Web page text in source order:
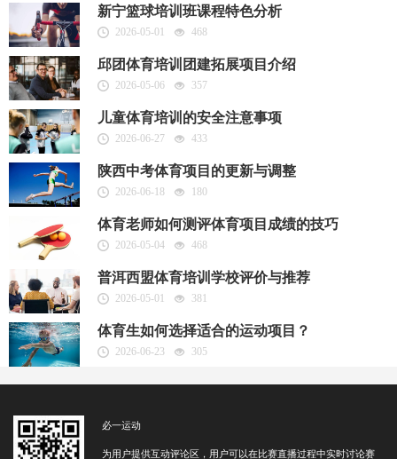
新宁篮球培训班课程特色分析
2026-05-01 468
邱团体育培训团建拓展项目介绍
2026-05-06 357
儿童体育培训的安全注意事项
2026-06-27 433
陕西中考体育项目的更新与调整
2026-06-18 180
体育老师如何测评体育项目成绩的技巧
2026-05-04 468
普洱西盟体育培训学校评价与推荐
2026-05-01 381
体育生如何选择适合的运动项目？
2026-06-23 305
必一运动
为用户提供互动评论区，用户可以在比赛直播过程中实时讨论赛